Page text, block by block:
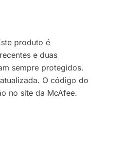
produto é
e duas
sempre protegidos.
O código do
no site da McAfee.